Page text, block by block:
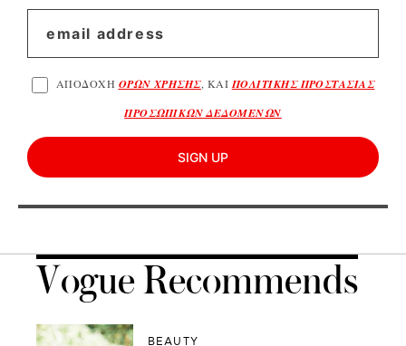
ΑΠΟΔΟΧΗ ΟΡΩΝ ΧΡΗΣΗΣ, ΚΑΙ ΠΟΛΙΤΙΚΗΣ ΠΡΟΣΤΑΣΙΑΣ
ΠΡΟΣΩΠΙΚΩΝ ΔΕΔΟΜΕΝΩΝ
SIGN UP
Vogue Recommends
BEAUTY